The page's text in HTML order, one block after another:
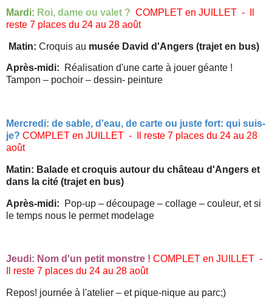
Mardi: Roi, dame ou valet ? COMPLET en JUILLET - Il
reste 7 places du 24 au 28 août
Matin: Croquis au musée David d'Angers (trajet en bus)
Après-midi:
Réalisation d'une carte à jouer géante !
Tampon – pochoir – dessin- peinture
Mercredi: de sable, d'eau, de carte ou juste fort: qui suis-
je? COMPLET en JUILLET - Il reste 7 places du 24 au 28
août
Matin: Balade et croquis autour du château d'Angers et
dans la cité (trajet en bus)
Après-midi:
Pop-up – découpage – collage – couleur, et si
le temps nous le permet modelage
Jeudi: Nom d'un petit monstre ! COMPLET en JUILLET -
Il reste 7 places du 24 au 28 août
Repos! journée à l'atelier – et pique-nique au parc;)